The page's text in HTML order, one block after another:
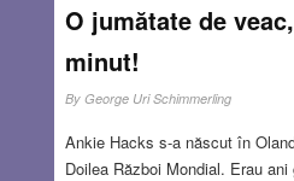
O jumătate de
minut!
By George Uri Schimmerling
Ankie Hacks s-a născut în
Doilea Război Mondial. Erau